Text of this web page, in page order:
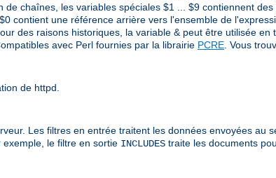
chaînes, les variables spéciales $1 ... $9 contiennent
contient une référence arrière vers l'ensemble de
des raisons historiques, la variable & peut être utilisée
avec Perl fournies par la librairie PCRE . Vous
de httpd.
Les filtres en entrée traitent les données envoyées au
le filtre en sortie INCLUDES traite les documents